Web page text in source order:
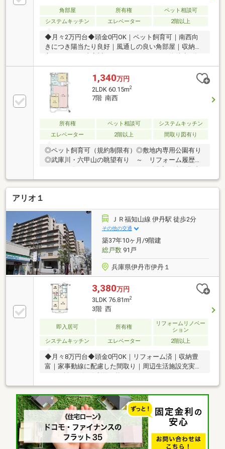
角部屋 所有権
ペット相談可
システムキッチン
エレベーター 2階以上
◆月々2万円台◆頭金0円OK｜ペット飼育可｜南西向
きにつき陽当たり良好｜風通しの良い角部屋｜収納豊
｜徒歩圏内に生活施設有り
1,340万円
2LDK 60.15m2
7階 南西
所有権 ペット相談可
システムキッチン
エレベーター
2階以上 間取り図有り
◎ペット飼育可（規約制限有）◎敷地内専用公園有り
◎武庫川・六甲山の眺望有り ～ リフォーム履歴有
台、トイレ交換 ・玄関収納新設 ・全室クロス貼
替 ・フロアタイル ・CF張替 ・建具交換 ・防水
アリオ１
ＪＲ福知山線 伊丹駅 徒歩2分
その他の交通
築37年10ヶ月/9階建
総戸数91戸
兵庫県伊丹市伊丹１
3,380万円
3LDK 76.81m2
3階 西
即入居可 所有権
リフォームリノベー
ション
システムキッチン
エレベーター 2階以上
◆月々8万円台◆頭金0円OK｜リフォーム済｜収納豊
富｜家事動線に配慮した間取り｜周辺生活施設充実｜